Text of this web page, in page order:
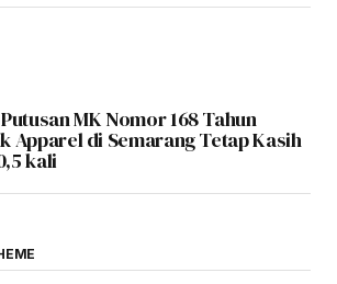
MK Nomor 168 Tahun
Apparel di Semarang Tetap Kasih
kali